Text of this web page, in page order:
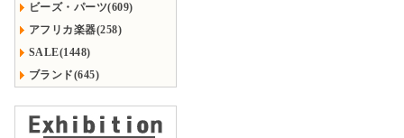
ビーズ・パーツ(609)
アフリカ楽器(258)
SALE(1448)
ブランド(645)